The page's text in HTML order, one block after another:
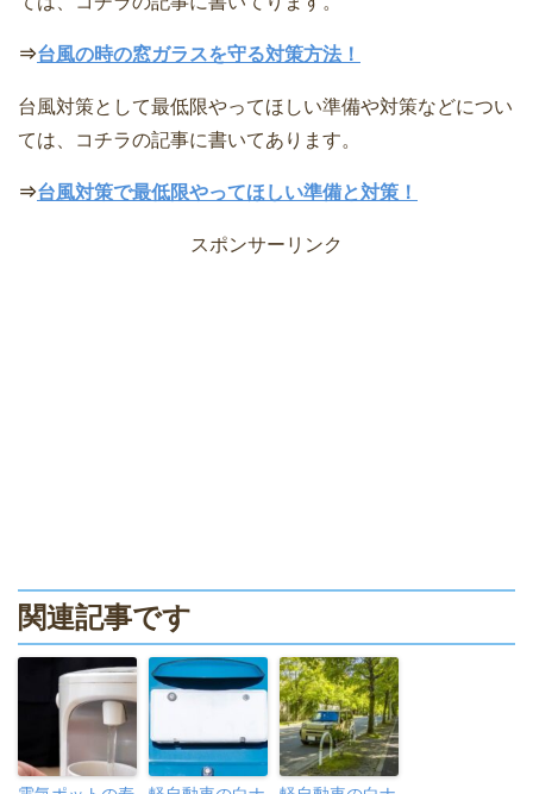
⇒台風の時の窓ガラスを守る対策方法！
台風対策として最低限やってほしい準備や対策などについ
ては、コチラの記事に書いてあります。
⇒台風対策で最低限やってほしい準備と対策！
スポンサーリンク
関連記事です